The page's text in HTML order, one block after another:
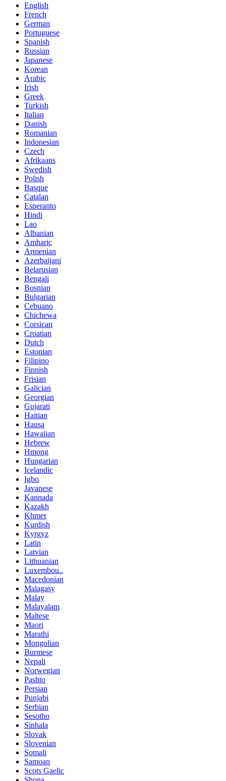
English
French
German
Portuguese
Spanish
Russian
Japanese
Korean
Arabic
Irish
Greek
Turkish
Italian
Danish
Romanian
Indonesian
Czech
Afrikaans
Swedish
Polish
Basque
Catalan
Esperanto
Hindi
Lao
Albanian
Amharic
Armenian
Azerbaijani
Belarusian
Bengali
Bosnian
Bulgarian
Cebuano
Chichewa
Corsican
Croatian
Dutch
Estonian
Filipino
Finnish
Frisian
Galician
Georgian
Gujarati
Haitian
Hausa
Hawaiian
Hebrew
Hmong
Hungarian
Icelandic
Igbo
Javanese
Kannada
Kazakh
Khmer
Kurdish
Kyrgyz
Latin
Latvian
Lithuanian
Luxembou..
Macedonian
Malagasy
Malay
Malayalam
Maltese
Maori
Marathi
Mongolian
Burmese
Nepali
Norwegian
Pashto
Persian
Punjabi
Serbian
Sesotho
Sinhala
Slovak
Slovenian
Somali
Samoan
Scots Gaelic